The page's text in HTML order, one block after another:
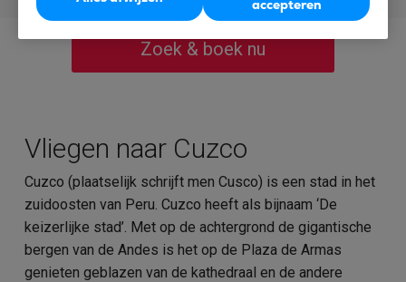
Zoek & boek nu
Vliegen naar Cuzco
Cuzco (plaatselijk schrijft men Cusco) is een stad in het
zuidoosten van Peru. Cuzco heeft als bijnaam ‘De
keizerlijke stad’. Met op de achtergrond de gigantische
bergen van de Andes is het op de Plaza de Armas
genieten geblazen van de kathedraal en de andere
accepteren